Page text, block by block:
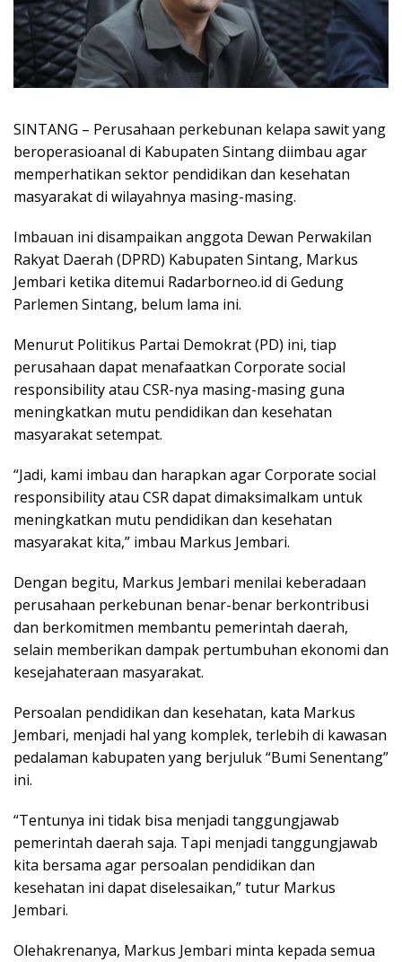
SINTANG – Perusahaan perkebunan kelapa sawit yang
beroperasioanal di Kabupaten Sintang diimbau agar
memperhatikan sektor pendidikan dan kesehatan
masyarakat di wilayahnya masing-masing.
Imbauan ini disampaikan anggota Dewan Perwakilan
Rakyat Daerah (DPRD) Kabupaten Sintang, Markus
Jembari ketika ditemui Radarborneo.id di Gedung
Parlemen Sintang, belum lama ini.
Menurut Politikus Partai Demokrat (PD) ini, tiap
perusahaan dapat menafaatkan Corporate social
responsibility atau CSR-nya masing-masing guna
meningkatkan mutu pendidikan dan kesehatan
masyarakat setempat.
“Jadi, kami imbau dan harapkan agar Corporate social
responsibility atau CSR dapat dimaksimalkam untuk
meningkatkan mutu pendidikan dan kesehatan
masyarakat kita,” imbau Markus Jembari.
Dengan begitu, Markus Jembari menilai keberadaan
perusahaan perkebunan benar-benar berkontribusi
dan berkomitmen membantu pemerintah daerah,
selain memberikan dampak pertumbuhan ekonomi dan
kesejahateraan masyarakat.
Persoalan pendidikan dan kesehatan, kata Markus
Jembari, menjadi hal yang komplek, terlebih di kawasan
pedalaman kabupaten yang berjuluk “Bumi Senentang”
ini.
“Tentunya ini tidak bisa menjadi tanggungjawab
pemerintah daerah saja. Tapi menjadi tanggungjawab
kita bersama agar persoalan pendidikan dan
kesehatan ini dapat diselesaikan,” tutur Markus
Jembari.
Olehakrenanya, Markus Jembari minta kepada semua